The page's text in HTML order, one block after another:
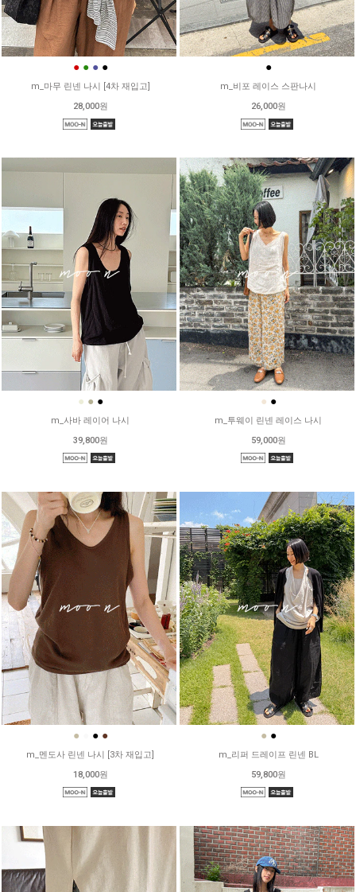
● ● ● ●
m_마무 린넨 나시 [4차 재입고]
28,000원
●
m_비포 레이스 스판나시
26,000원
● ● ●
m_사바 레이어 나시
39,800원
● ●
m_투웨이 린넨 레이스 나시
59,000원
● ● ●
m_멘도사 린넨 나시 [3차 재입고]
18,000원
● ●
m_리퍼 드레이프 린넨 BL
59,800원